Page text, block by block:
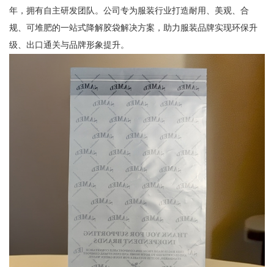
年，拥有自主研发团队。公司专为服装行业打造耐用、美观、合
规、可堆肥的一站式降解胶袋解决方案，助力服装品牌实现环保升
级、出口通关与品牌形象提升。